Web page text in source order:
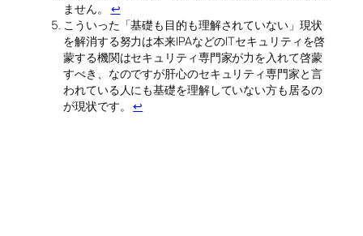
ません。 ↩
こういった「基礎も目的も理解されていない」現状
を解消する努力は本来IPAなどのITセキュリティを啓
蒙する機関はセキュリティ専門家が力を入れて啓蒙
すべき、なのですが肝心のセキュリティ専門家と言
われている人にも基礎を理解していない方も居るの
が現状です。↩